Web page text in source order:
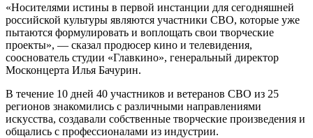
«Носителями истины в первой инстанции для сегодняшней
российской культуры являются участники СВО, которые уже
пытаются формулировать и воплощать свои творческие
проекты», — сказал продюсер кино и телевидения,
сооснователь студии «Главкино», генеральный директор
Москонцерта Илья Бачурин.
В течение 10 дней 40 участников и ветеранов СВО из 25
регионов знакомились с различными направлениями
искусства, создавали собственные творческие произведения и
общались с профессионалами из индустрии.